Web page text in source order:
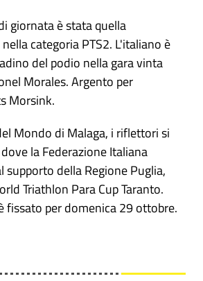
giornata è stata quella
categoria PTS2. L'italiano è
del podio nella gara vinta
Morales. Argento per
Morsink.
Mondo di Malaga, i riflettori si
la Federazione Italiana
supporto della Regione Puglia,
Triathlon Para Cup Taranto.
fissato per domenica 29 ottobre.